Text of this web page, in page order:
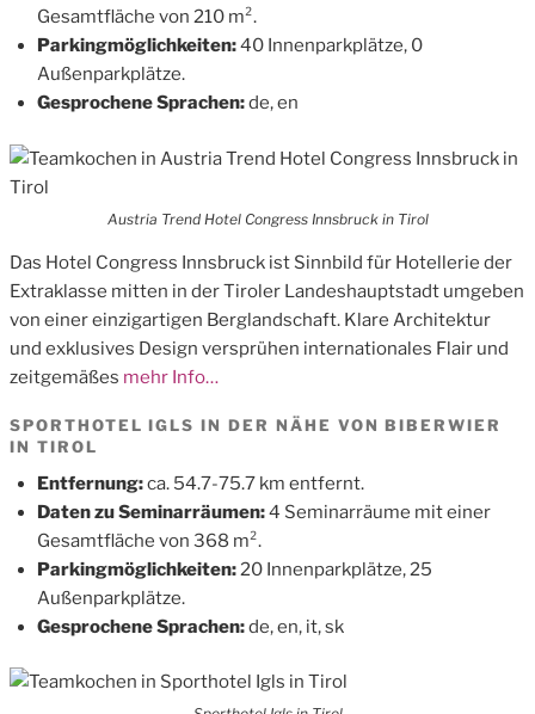
Gesamtfläche von 210 m².
Parkingmöglichkeiten:40 Innenparkplätze, 0
Außenparkplätze.
Gesprochene Sprachen:de, en
Austria Trend Hotel Congress Innsbruck in Tirol
Das Hotel Congress Innsbruck ist Sinnbild für Hotellerie der
Extraklasse mitten in der Tiroler Landeshauptstadt umgeben
von einer einzigartigen Berglandschaft. Klare Architektur
und exklusives Design versprühen internationales Flair und
zeitgemäßes mehr Info…
SPORTHOTEL IGLS IN DER NÄHE VON BIBERWIER
IN TIROL
Entfernung:ca. 54.7-75.7 km entfernt.
Daten zu Seminarräumen:4 Seminarräume mit einer
Gesamtfläche von 368 m².
Parkingmöglichkeiten:20 Innenparkplätze, 25
Außenparkplätze.
Gesprochene Sprachen:de, en, it, sk